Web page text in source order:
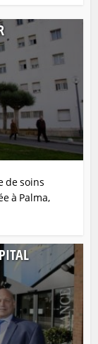
de soins
à Palma,